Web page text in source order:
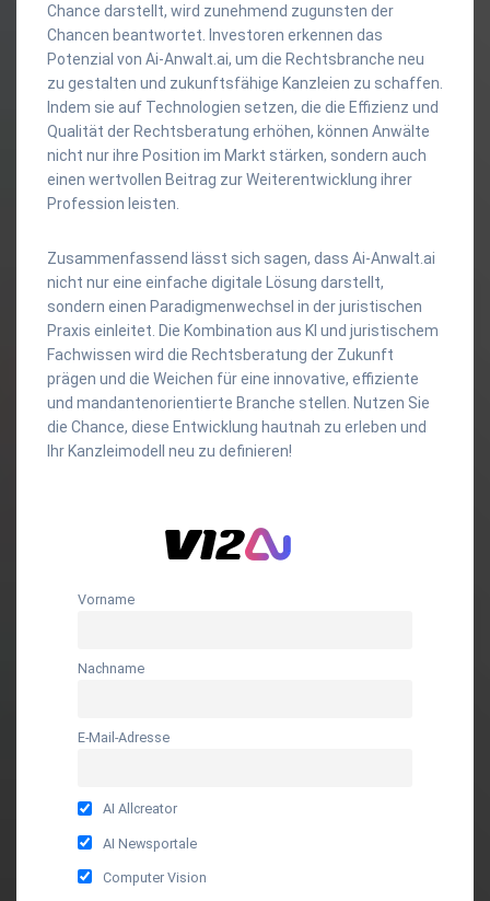
Chance darstellt, wird zunehmend zugunsten der
Chancen beantwortet. Investoren erkennen das
Potenzial von Ai-Anwalt.ai, um die Rechtsbranche neu
zu gestalten und zukunftsfähige Kanzleien zu schaffen.
Indem sie auf Technologien setzen, die die Effizienz und
Qualität der Rechtsberatung erhöhen, können Anwälte
nicht nur ihre Position im Markt stärken, sondern auch
einen wertvollen Beitrag zur Weiterentwicklung ihrer
Profession leisten.
Zusammenfassend lässt sich sagen, dass Ai-Anwalt.ai
nicht nur eine einfache digitale Lösung darstellt,
sondern einen Paradigmenwechsel in der juristischen
Praxis einleitet. Die Kombination aus KI und juristischem
Fachwissen wird die Rechtsberatung der Zukunft
prägen und die Weichen für eine innovative, effiziente
und mandantenorientierte Branche stellen. Nutzen Sie
die Chance, diese Entwicklung hautnah zu erleben und
Ihr Kanzleimodell neu zu definieren!
Vorname
Nachname
E-Mail-Adresse
AI Allcreator
AI Newsportale
Computer Vision